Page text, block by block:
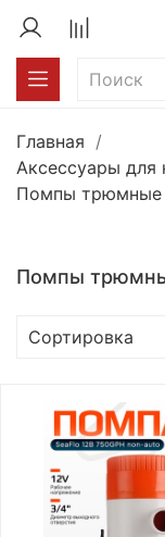
Главная
Аксессуары для
Помпы трюмные
Помпы